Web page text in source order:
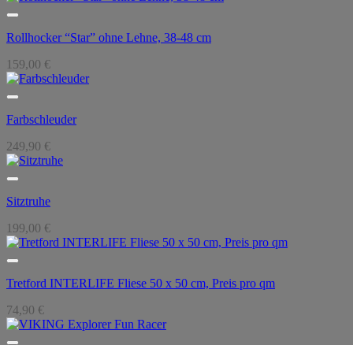
Rollhocker “Star” ohne Lehne, 38-48 cm
159,00 €
Farbschleuder
249,90 €
Sitztruhe
199,00 €
Tretford INTERLIFE Fliese 50 x 50 cm, Preis pro qm
74,90 €